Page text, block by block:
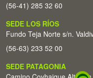
(56-41) 285 32 60
SEDE LOS RÍOS
Fundo Teja Norte s/n.
(56-63) 233 52 00
SEDE PATAGONIA